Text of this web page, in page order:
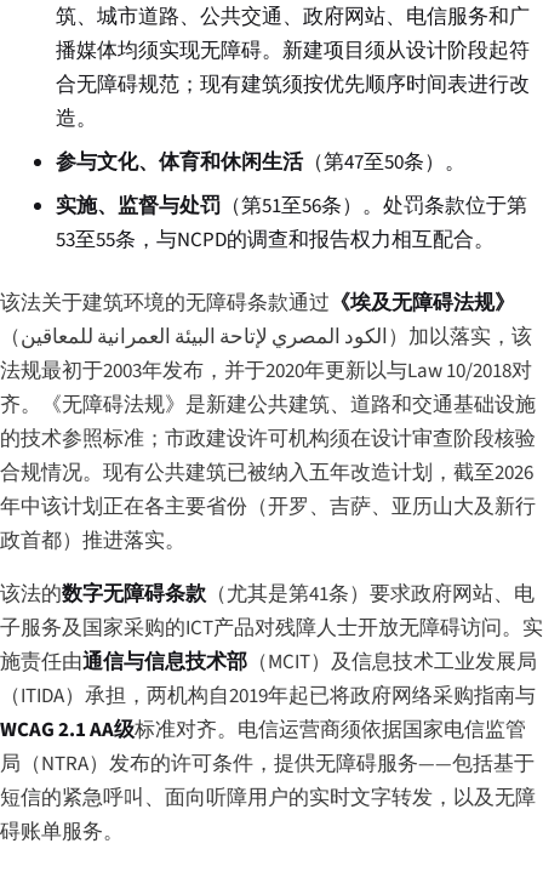
筑、城市道路、公共交通、政府网站、电信服务和广
播媒体均须实现无障碍。新建项目须从设计阶段起符
合无障碍规范；现有建筑须按优先顺序时间表进行改
造。
参与文化、体育和休闲生活（第47至50条）。
实施、监督与处罚 （第51至56条）。处罚条款位于第
53至55条，与NCPD的调查和报告权力相互配合。
该法关于建筑环境的无障碍条款通过 《埃及无障碍法规》
（الكود المصري لإتاحة البيئة العمرانية للمعاقين）加以落实，该
法规最初于2003年发布，并于2020年更新以与Law 10/2018对
齐。《无障碍法规》是新建公共建筑、道路和交通基础设施
的技术参照标准；市政建设许可机构须在设计审查阶段核验
合规情况。现有公共建筑已被纳入五年改造计划，截至2026
年中该计划正在各主要省份（开罗、吉萨、亚历山大及新行
政首都）推进落实。
该法的数字无障碍条款（尤其是第41条）要求政府网站、电
子服务及国家采购的ICT产品对残障人士开放无障碍访问。实
施责任由通信与信息技术部 （MCIT）及信息技术工业发展局
（ITIDA）承担，两机构自2019年起已将政府网络采购指南与
WCAG 2.1 AA级标准对齐。电信运营商须依据国家电信监管
局（NTRA）发布的许可条件，提供无障碍服务——包括基于
短信的紧急呼叫、面向听障用户的实时文字转发，以及无障
碍账单服务。